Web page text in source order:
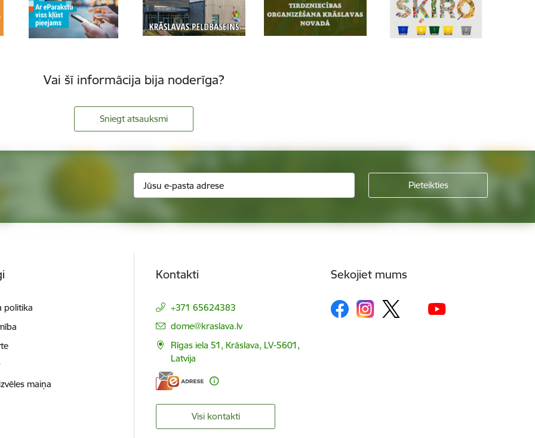
Vai šī informācija bija noderīga?
Sniegt atsauksmi
politika
maiņa
Kontakti
+371 65624383
E-pasts:
dome@kraslava.lv
Rīgas iela 51, Krāslava, LV-5601,
Latvija
Visi kontakti
Sekojiet mums